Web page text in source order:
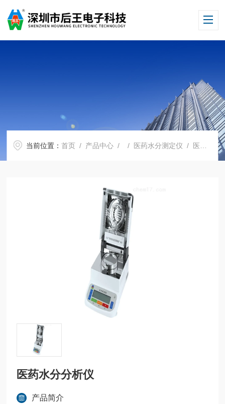
当前位置：首页 / 产品中心 / / 医药水分测定仪 / 医药水分分析仪
医药水分分析仪
产品简介